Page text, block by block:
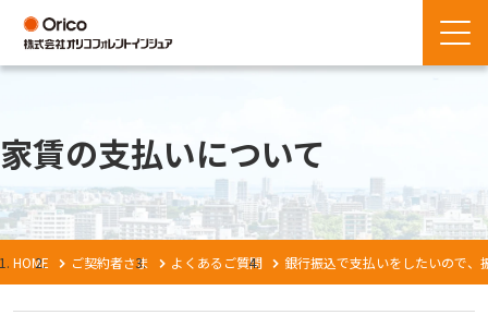
家賃の支払いについて
HOME ご契約者さま よくあるご質問 銀行振込で支払いをしたいので、